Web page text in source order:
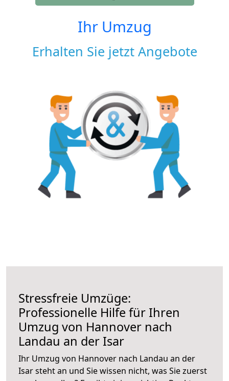
Ihr Umzug
Erhalten Sie jetzt Angebote
Stressfreie Umzüge:
Professionelle Hilfe für Ihren
Umzug von Hannover nach
Landau an der Isar
Ihr Umzug von Hannover nach Landau an der
Isar steht an und Sie wissen nicht, was Sie zuerst